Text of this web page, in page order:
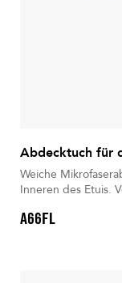
Abdecktuch für
Weiche
Inneren des Etuis.
A66FL